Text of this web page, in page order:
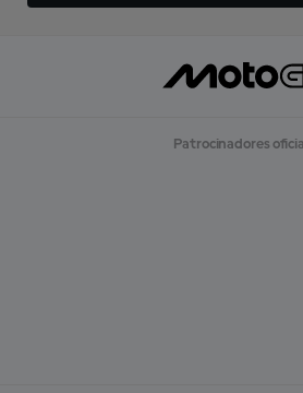
Patrocinadores